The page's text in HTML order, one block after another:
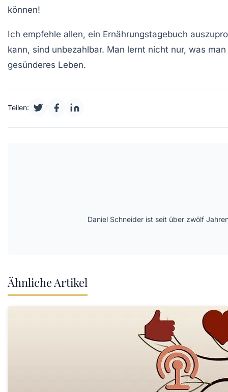
können!
Ich empfehle allen, ein Ernährungstagebuch
kann, sind unbezahlbar. Man lernt nicht nur, was
gesünderes Leben.
Teilen:
Daniel Schneider ist seit über zwölf
Ähnliche Artikel